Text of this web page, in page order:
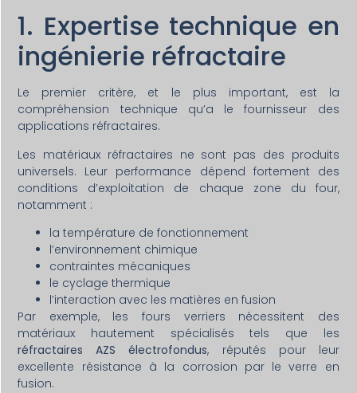
1. Expertise technique en
ingénierie réfractaire
Le premier critère, et le plus important, est la
compréhension technique qu’a le fournisseur des
applications réfractaires.
Les matériaux réfractaires ne sont pas des produits
universels. Leur performance dépend fortement des
conditions d’exploitation de chaque zone du four,
notamment :
la température de fonctionnement
l’environnement chimique
contraintes mécaniques
le cyclage thermique
l’interaction avec les matières en fusion
Par exemple, les fours verriers nécessitent des
matériaux hautement spécialisés tels que les
réfractaires AZS électrofondus, réputés pour leur
excellente résistance à la corrosion par le verre en
fusion.